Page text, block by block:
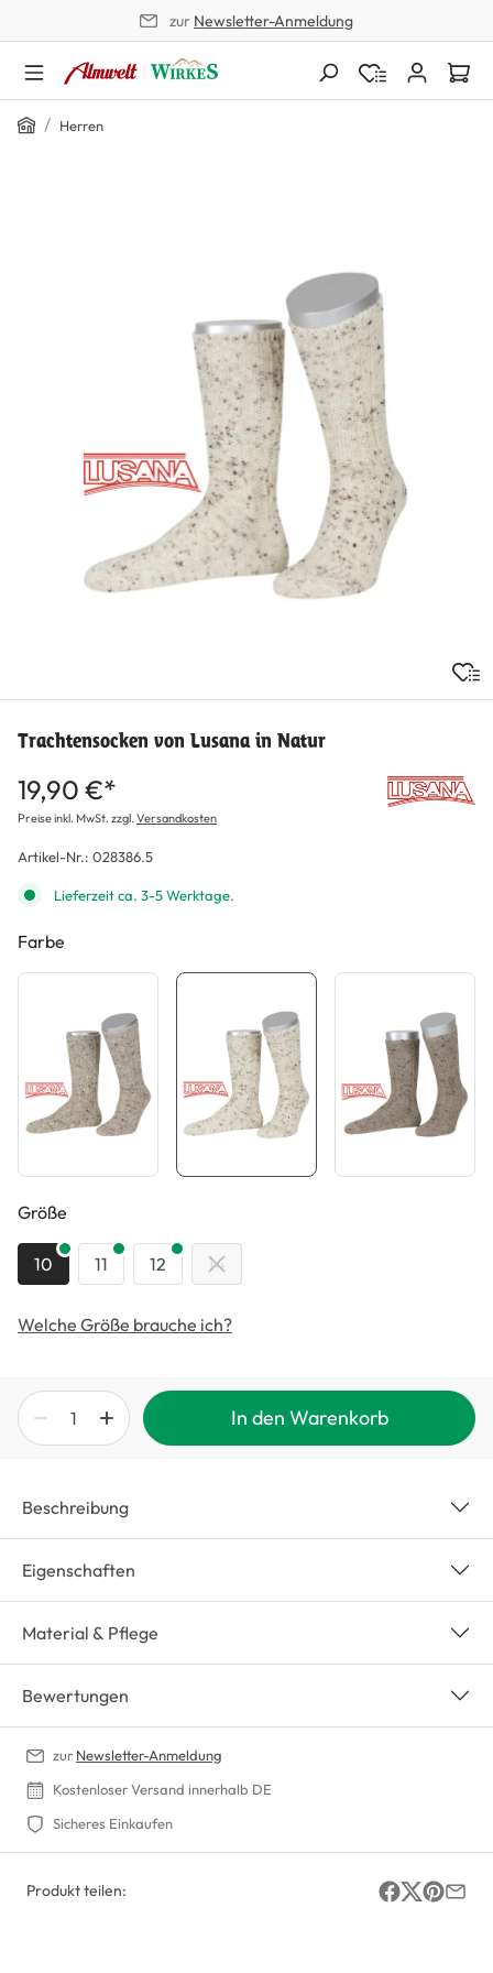
zur Newsletter-Anmeldung
Home
/ Herren
Trachtensocken von Lusana in Natur
19,90 €*
Preise inkl. MwSt. zzgl.Versandkosten
Artikel-Nr.: 028386.5
Lieferzeit ca. 3-5 Werktage.
Farbe
Größe
10 11 12 14
Welche Größe brauche ich?
In den Warenkorb
Beschreibung
Eigenschaften
Material & Pflege
Bewertungen
zur Newsletter-Anmeldung
Kostenloser Versand innerhalb DE
Sicheres Einkaufen
Produkt teilen: